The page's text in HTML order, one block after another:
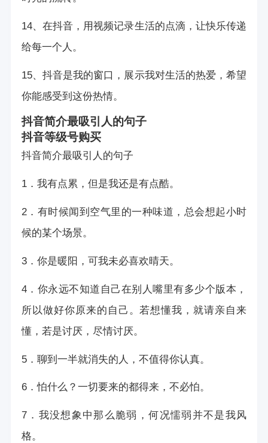
14、在抖音，用视频记录生活的点滴，让快乐传递
给每一个人。
15、抖音是我的窗口，展示我对生活的热爱，希望
你能感受到这份热情。
抖音简介最吸引人的句子
抖音等级号购买
抖音简介最吸引人的句子
1．我有点累，但是我还是有点酷。
2．有时候闻到空气里的一种味道，总会想起小时
候的某个场景。
3．你是暖阳，可我未必喜欢晴天。
4．你永远不知道自己在别人嘴里有多少个版本，
所以做好你原来的自己。若想懂我，就请亲自来
懂，若是讨厌，尽情讨厌。
5．聊到一半就消失的人，不值得你认真。
6．怕什么？一切要来的都得来，不必怕。
7．我没想象中那么脆弱，何况懦弱并不是我风
格。